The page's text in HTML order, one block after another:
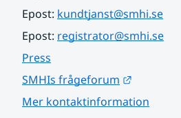
Epost: kundtjanst@smhi.se
Epost: registrator@smhi.se
Press
SMHIs frågeforum
Mer kontaktinformation